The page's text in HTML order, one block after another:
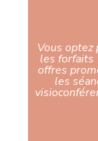
Vous optez
les forfaits
offres
les